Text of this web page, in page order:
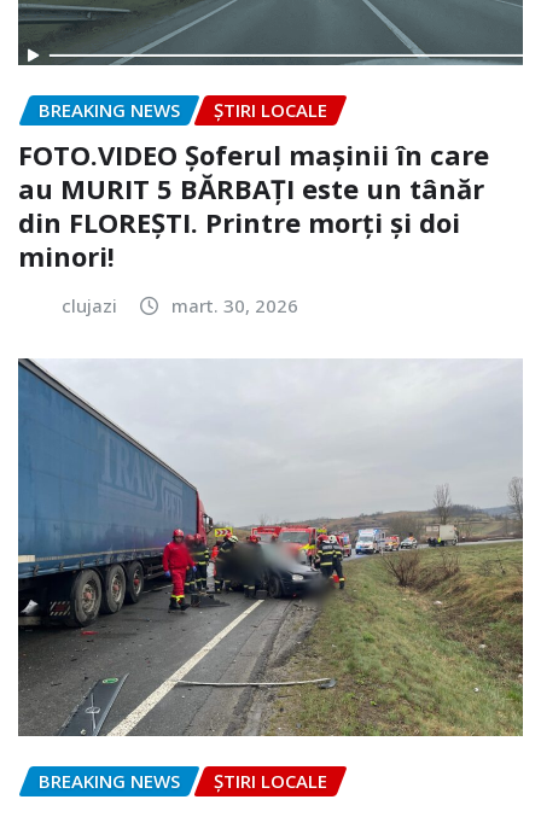
BREAKING NEWS ȘTIRI LOCALE
FOTO.VIDEO Șoferul mașinii în care
au MURIT 5 BĂRBAȚI este un tânăr
din FLOREȘTI. Printre morți și doi
minori!
clujazi mart. 30, 2026
BREAKING NEWS ȘTIRI LOCALE